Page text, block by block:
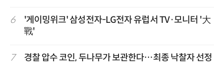
6
'게이밍위크' 삼성전자-LG전자 유럽서 TV·모니터 '大
戰'
7 경찰 압수 코인, 두나무가 보관한다…최종 낙찰자 선정